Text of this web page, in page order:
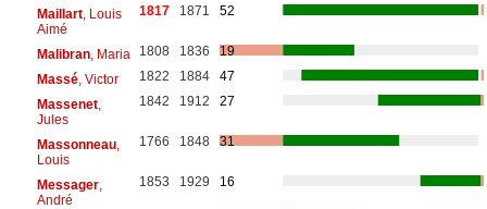
Maillart, Louis
Aimé
1817 1871 52
Malibran, Maria 1808 1836
19
Massé, Victor 1822 1884
47
Massenet,
Jules
1842 1912 27
Massonneau,
Louis
1766 1848 31
Messager,
André
1853 1929 16